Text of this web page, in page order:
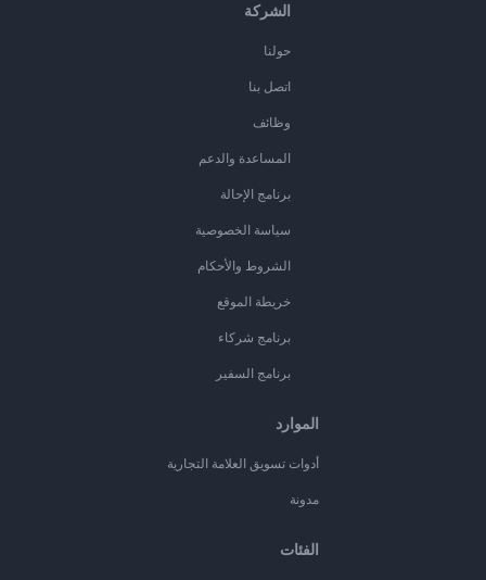
الشركة
حولنا
اتصل بنا
وظائف
المساعدة والدعم
برنامج الإحالة
سياسة الخصوصية
الشروط والأحكام
خريطة الموقع
برنامج شركاء
برنامج السفير
الموارد
أدوات تسويق العلامة التجارية
مدونة
الفئات